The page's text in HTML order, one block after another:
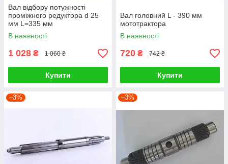
Вал відбору потужності
проміжного редуктора d 25
мм L=335 мм
В наявності
1 028 ₴ 1 060 ₴
Купити
Вал головний L - 390 мм
мототрактора
В наявності
720 ₴ 742 ₴
Купити
–3% –3%